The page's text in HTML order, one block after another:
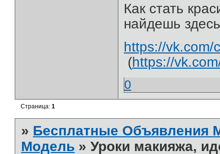
Как стать
найдешь
https://vk.com/
(https://
0
Страница:1
» Бесплатные
Модель »Уроки макияжа,